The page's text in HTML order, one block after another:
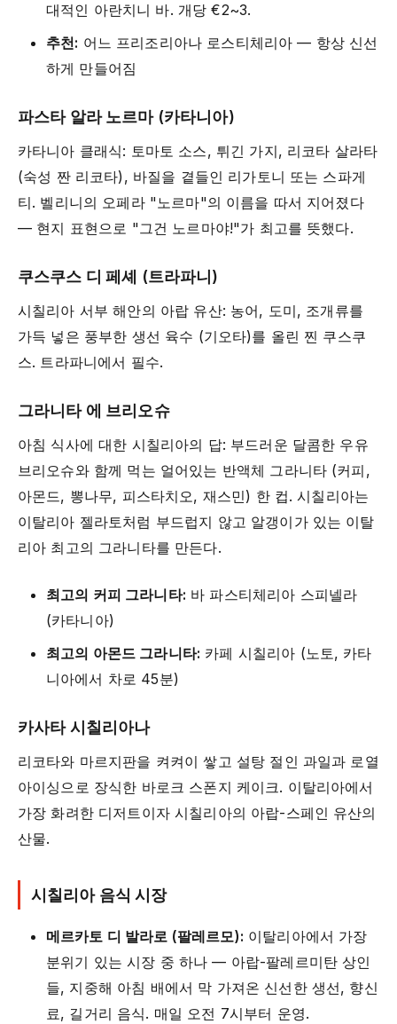
대적인 아란치니 바. 개당 €2~3.
추천: 어느 프리조리아나 로스티체리아 — 항상 신선
하게 만들어짐
파스타 알라 노르마 (카타니아)
카타니아 클래식: 토마토 소스, 튀긴 가지, 리코타 살라타
(숙성 짠 리코타), 바질을 곁들인 리가토니 또는 스파게
티. 벨리니의 오페라 "노르마"의 이름을 따서 지어졌다
— 현지 표현으로 "그건 노르마야!"가 최고를 뜻했다.
쿠스쿠스 디 페셰 (트라파니)
시칠리아 서부 해안의 아랍 유산: 농어, 도미, 조개류를
가득 넣은 풍부한 생선 육수 (기오타)를 올린 찐 쿠스쿠
스. 트라파니에서 필수.
그라니타 에 브리오슈
아침 식사에 대한 시칠리아의 답: 부드러운 달콤한 우유
브리오슈와 함께 먹는 얼어있는 반액체 그라니타 (커피,
아몬드, 뽕나무, 피스타치오, 재스민) 한 컵. 시칠리아는
이탈리아 젤라토처럼 부드럽지 않고 알갱이가 있는 이탈
리아 최고의 그라니타를 만든다.
최고의 커피 그라니타: 바 파스티체리아 스피넬라
(카타니아)
최고의 아몬드 그라니타: 카페 시칠리아 (노토, 카타
니아에서 차로 45분)
카사타 시칠리아나
리코타와 마르지판을 켜켜이 쌓고 설탕 절인 과일과 로열
아이싱으로 장식한 바로크 스폰지 케이크. 이탈리아에서
가장 화려한 디저트이자 시칠리아의 아랍-스페인 유산의
산물.
시칠리아 음식 시장
메르카토 디 발라로 (팔레르모): 이탈리아에서 가장
분위기 있는 시장 중 하나 — 아랍-팔레르미탄 상인
들, 지중해 아침 배에서 막 가져온 신선한 생선, 향신
료, 길거리 음식. 매일 오전 7시부터 운영.